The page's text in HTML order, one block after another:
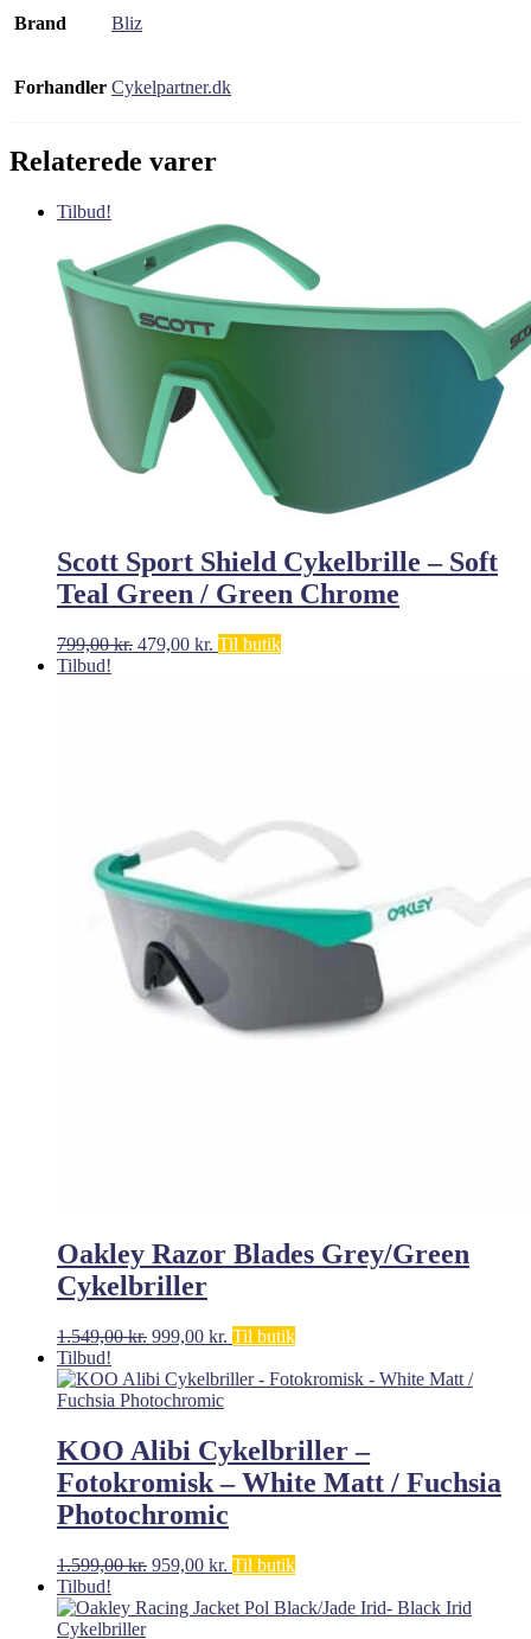
Brand Bliz
Forhandler Cykelpartner.dk
Relaterede varer
Tilbud!
Scott Sport Shield Cykelbrille – Soft
Teal Green / Green Chrome
799,00kr. Den
479,00 kr. Den
Til butik
Tilbud!
Oakley Razor Blades Grey/Green
Cykelbriller
1.549,00kr. Den
pris
var:
999,00 kr. Den
pris
Til butik
Tilbud!
KOO Alibi Cykelbriller –
Fotokromisk – White Matt / Fuchsia
Photochromic
1.599,00kr. Den
pris
959,00 kr. Den
pris
Til butik
Tilbud!